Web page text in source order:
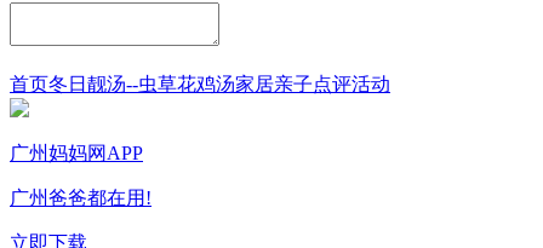
首页冬日靓汤--虫草花鸡汤家居亲子点评活动
广州妈妈网APP
广州爸爸都在用!
立即下载